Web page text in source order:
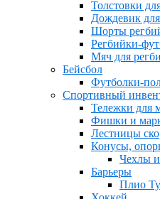
Толстовки
Дождевик
Шорты
Регбийки-
Мяч для регби
Бейсбол
Футболки-
Спортивный
Тележки для
Фишки и
Лестницы
Конусы,
Чехлы
Барьеры
Плио